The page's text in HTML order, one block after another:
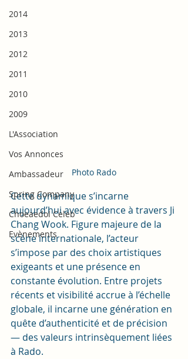
2014
2013
2012
2011
2010
2009
L'Association
Vos Annonces
Ambassadeur
Spring Company
Choeaedol Celeb
Evènements
Photo Rado
Cette dynamique s’incarne
aujourd’hui avec évidence à travers Ji
Chang Wook. Figure majeure de la
scène internationale, l’acteur
s’impose par des choix artistiques
exigeants et une présence en
constante évolution. Entre projets
récents et visibilité accrue à l’échelle
globale, il incarne une génération en
quête d’authenticité et de précision
— des valeurs intrinsèquement liées
à Rado.